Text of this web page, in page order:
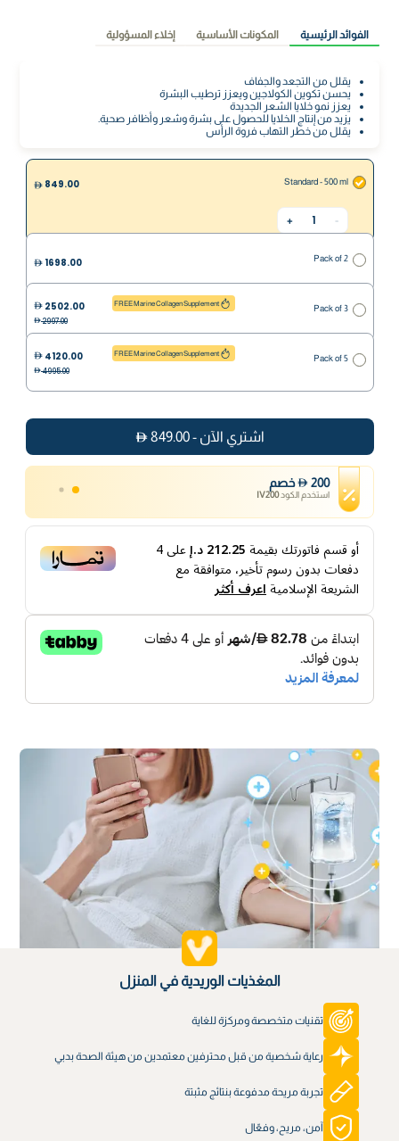
الفوائد الرئيسية المكونات الأساسية إخلاء المسؤولية
يقلل من التجعد والجفاف
يحسن تكوين الكولاجين ويعزز ترطيب البشرة
يعزز نمو خلايا الشعر الجديدة
يزيد من إنتاج الخلايا للحصول على بشرة وشعر وأظافر صحية.
يقلل من خطر التهاب فروة الرأس
Standard - 500 ml
-
1
+
849.00
Pack of 2
1698.00
Pack of 3
FREE Marine Collagen Supplement
2502.00
2997.00
Pack of 5
FREE Marine Collagen Supplement
4120.00
4995.00
اشتري الآن -
849.00
200 خصم
استخدم الكود IV200
أو قسم فاتورتك بقيمة 212.25 د.إ على4
دفعات بدون رسوم تأخير، متوافقة مع
الشريعة الإسلاميةاعرف أكثر
المغذيات الوريدية في المنزل
تقنيات متخصصة ومركزة للغاية
رعاية شخصية من قبل محترفين معتمدين من هيئة الصحة بدبي
تجربة مريحة مدفوعة بنتائج مثبتة
آمن، مريح، وفعّال